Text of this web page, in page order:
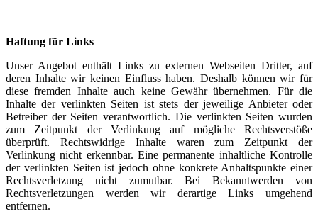
Haftung für Links
Unser Angebot enthält Links zu externen Webseiten Dritter, auf
deren Inhalte wir keinen Einfluss haben. Deshalb können wir für
diese fremden Inhalte auch keine Gewähr übernehmen. Für die
Inhalte der verlinkten Seiten ist stets der jeweilige Anbieter oder
Betreiber der Seiten verantwortlich. Die verlinkten Seiten wurden
zum Zeitpunkt der Verlinkung auf mögliche Rechtsverstöße
überprüft. Rechtswidrige Inhalte waren zum Zeitpunkt der
Verlinkung nicht erkennbar. Eine permanente inhaltliche Kontrolle
der verlinkten Seiten ist jedoch ohne konkrete Anhaltspunkte einer
Rechtsverletzung nicht zumutbar. Bei Bekanntwerden von
Rechtsverletzungen werden wir derartige Links umgehend
entfernen.